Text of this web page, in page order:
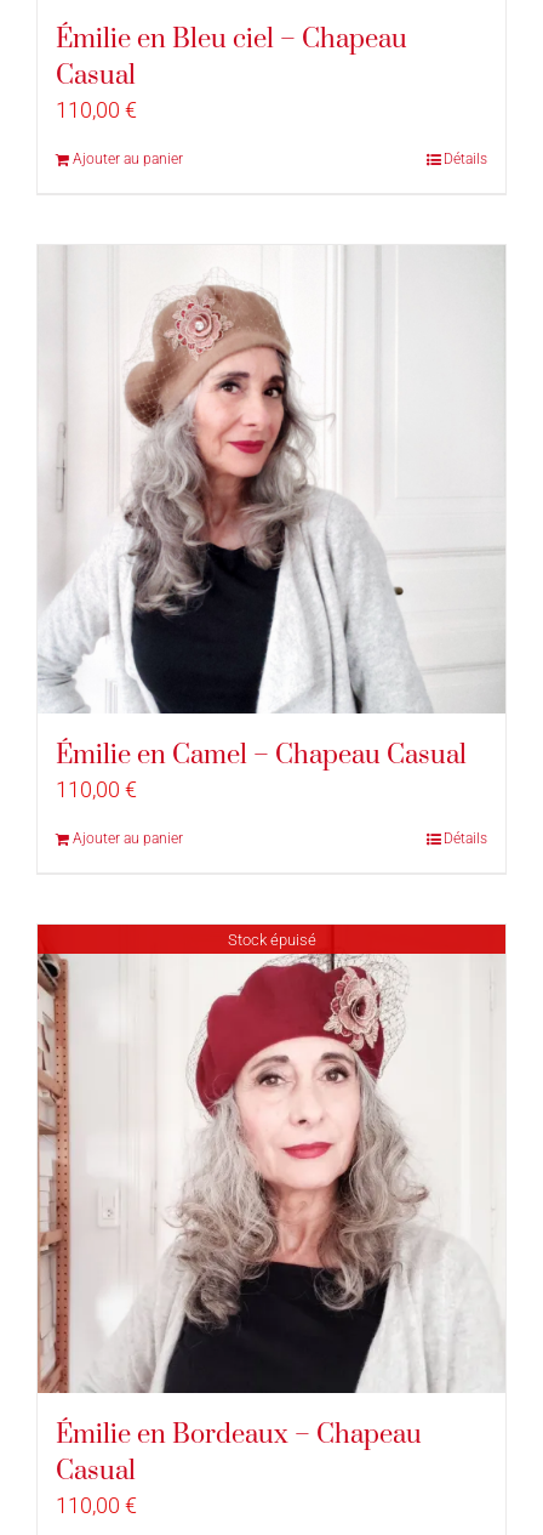
Émilie en Bleu ciel – Chapeau
Casual
110,00 €
Ajouter au panier Détails
Émilie en Camel – Chapeau Casual
110,00 €
Ajouter au panier Détails
Stock épuisé
Émilie en Bordeaux – Chapeau
Casual
110,00 €